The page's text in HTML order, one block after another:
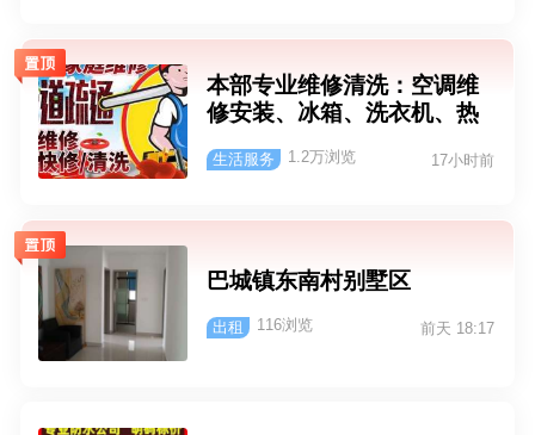
等等家用及商用电器维修、
安装、移机、清洗等服务；
另外：管道疏通、马桶疏
通、水电维修、灯具修装、
防水补漏、门窗家具、消毒
杀菌、墙面修补、修锁换
业！【家庭维修、选咱无
忧】 二：以上费用均不包含
搬运费，运输费等 三：维修
本部专业维修清洗：空调维
修安装、冰箱、洗衣机、热
冷冻设备、中央空调、冷
及商用电器设备！管道疏
水电维修安装、家电安装、
迎新老客户来电咨询！报修
生活服务 1.2万浏览 17小时前
巴城镇东南村别墅区
出租 116浏览 前天 18:17